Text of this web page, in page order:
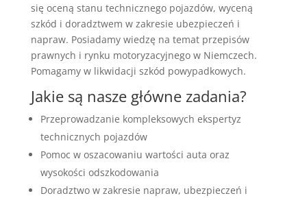
się oceną stanu technicznego pojazdów, wyceną
szkód i doradztwem w zakresie ubezpieczeń i
napraw. Posiadamy wiedzę na temat przepisów
prawnych i rynku motoryzacyjnego w Niemczech.
Pomagamy w likwidacji szkód powypadkowych.
Jakie są nasze główne zadania?
Przeprowadzanie kompleksowych ekspertyz
technicznych pojazdów
Pomoc w oszacowaniu wartości auta oraz
wysokości odszkodowania
Doradztwo w zakresie napraw, ubezpieczeń i